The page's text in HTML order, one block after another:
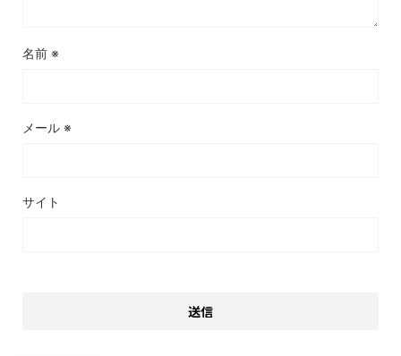
名前 ※
メール ※
サイト